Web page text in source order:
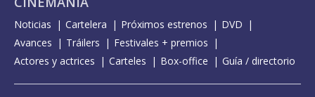
Noticias Cartelera Próximos estrenos
DVD
Avances
Tráilers
Festivales + premios
Actores y actrices
Carteles Box-office Guía / directorio